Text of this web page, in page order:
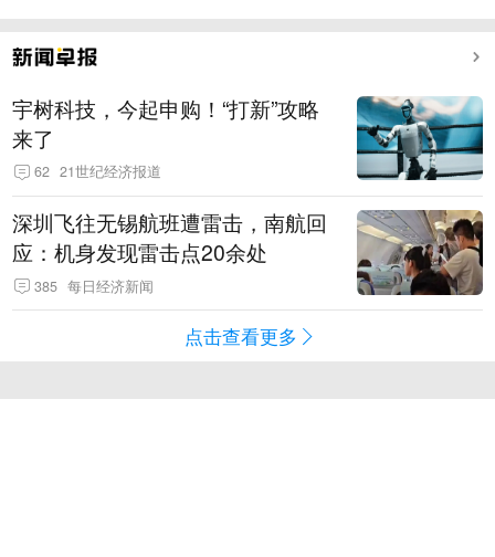
宇树科技，今起申购！“打新”攻略
来了
62 21世纪经济报道
深圳飞往无锡航班遭雷击，南航回
应：机身发现雷击点20余处
385 每日经济新闻
点击查看更多